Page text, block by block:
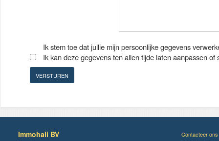
Ik stem toe dat jullie mijn persoonlijke gegevens
Ik kan deze gegevens ten allen tijde laten aanpassen of
Immohali BV
Contacteer ons